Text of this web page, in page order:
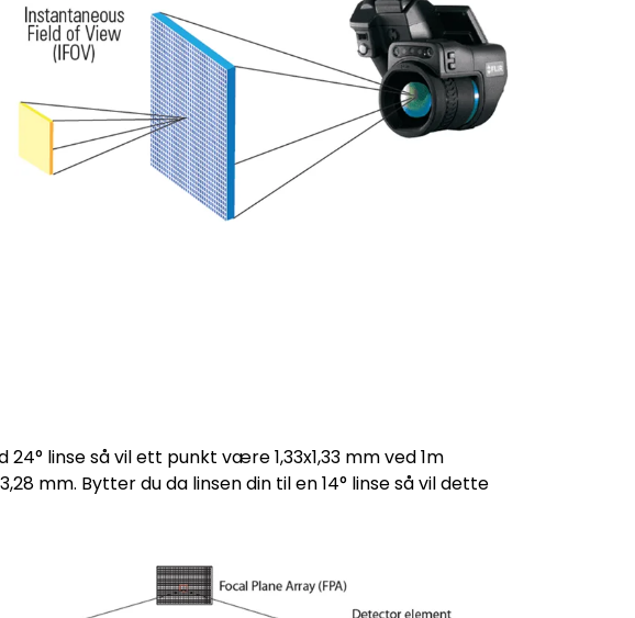
linse så vil ett punkt være 1,33x1,33 mm ved 1m
mm. Bytter du da linsen din til en 14° linse så vil dette